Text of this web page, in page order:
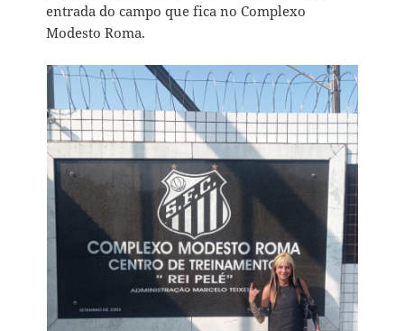
entrada do campo que fica no Complexo
Modesto Roma.